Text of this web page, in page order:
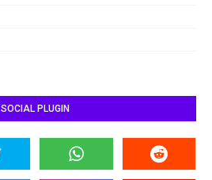
SOCIAL PLUGIN